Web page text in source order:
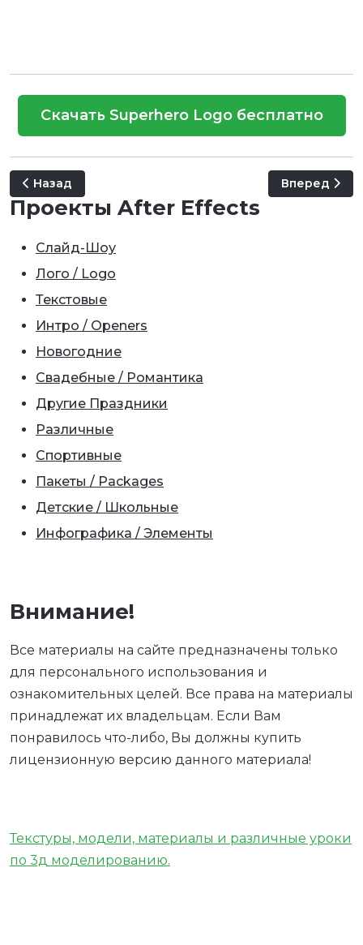
Скачать Superhero Logo бесплатно
Предыдущий: HighTech Reveal
Назад Следующий:
Вперед
Проекты After Effects
Слайд-Шоу
Лого / Logo
Текстовые
Интро / Openers
Новогодние
Свадебные / Романтика
Другие Праздники
Различные
Спортивные
Пакеты / Packages
Детские / Школьные
Инфографика / Элементы
Внимание!
Все материалы на сайте предназначены только
для персонального использования и
ознакомительных целей. Все права на материалы
принадлежат их владельцам. Если Вам
понравилось что-либо, Вы должны купить
лицензионную версию данного материала!
Текстуры, модели, материалы и различные уроки
по 3д моделированию.